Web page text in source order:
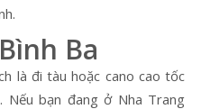
Ba
là đi tàu hoặc cano cao tốc
bạn đang ở Nha Trang